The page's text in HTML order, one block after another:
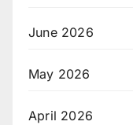
June 2026
May 2026
April 2026